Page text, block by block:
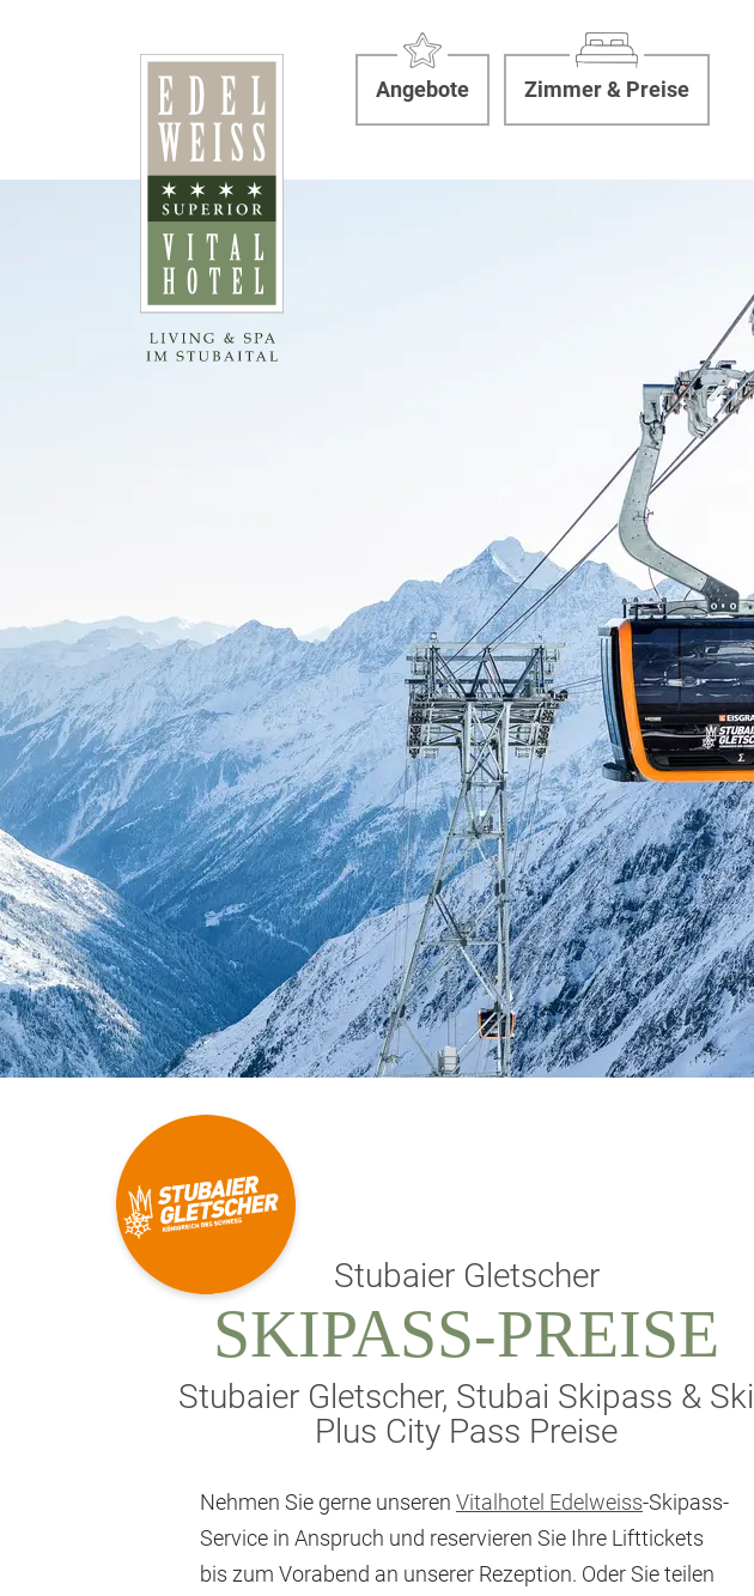
Angebote Zimmer & Preise
Stubaier Gletscher
SKIPASS-PREISE
Stubaier Gletscher, Stubai Skipass & Ski
Plus City Pass Preise
Nehmen Sie gerne unseren Vitalhotel Edelweiss-Skipass-
Service in Anspruch und reservieren Sie Ihre Lifttickets
bis zum Vorabend an unserer Rezeption. Oder Sie teilen